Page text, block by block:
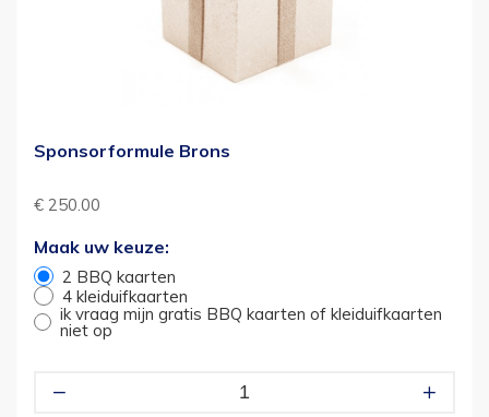
Sponsorformule Brons
€ 250.00
Maak uw keuze:
2 BBQ kaarten
4 kleiduifkaarten
ik vraag mijn gratis BBQ kaarten of kleiduifkaarten
niet op